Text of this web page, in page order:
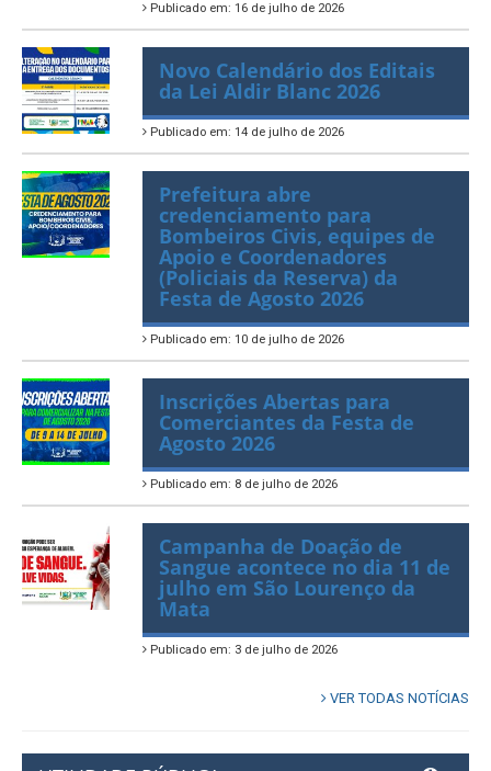
Novo Calendário dos Editais
da Lei Aldir Blanc 2026
Prefeitura abre
credenciamento para
Bombeiros Civis, equipes de
Apoio e Coordenadores
(Policiais da Reserva) da
Festa de Agosto 2026
Inscrições Abertas para
Comerciantes da Festa de
Agosto 2026
Campanha de Doação de
Sangue acontece no dia 11 de
julho em São Lourenço da
Mata